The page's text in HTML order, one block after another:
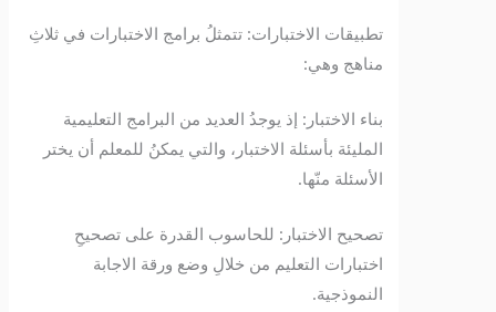
تطبيقات الاختبارات: تتمثلُ برامج الاختبارات في ثلاثِ
مناهج وهي:
بناء الاختبار: إذ يوجدُ العديد من البرامج التعليمية
المليئة بأسئلة الاختبار، والتي يمكنُ للمعلم أن يختر
الأسئلة منّها.
تصحيح الاختبار: للحاسوب القدرة على تصحيحِ
اختبارات التعليم من خلالِ وضع ورقة الاجابة
النموذجية.